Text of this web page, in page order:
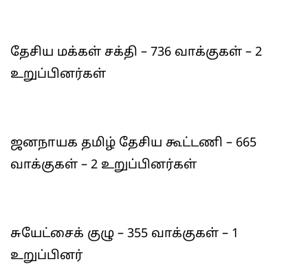
தேசிய மக்கள் சக்தி – 736 வாக்குகள் – 2
உறுப்பினர்கள்
ஜனநாயக தமிழ் தேசிய கூட்டணி – 665
வாக்குகள் – 2 உறுப்பினர்கள்
சுயேட்சைக் குழு – 355 வாக்குகள் – 1
உறுப்பினர்